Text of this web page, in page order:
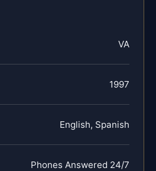
VA
1997
English, Spanish
Phones Answered 24/7